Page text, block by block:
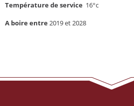
Température de service 16°c
A boire entre 2019 et 2028